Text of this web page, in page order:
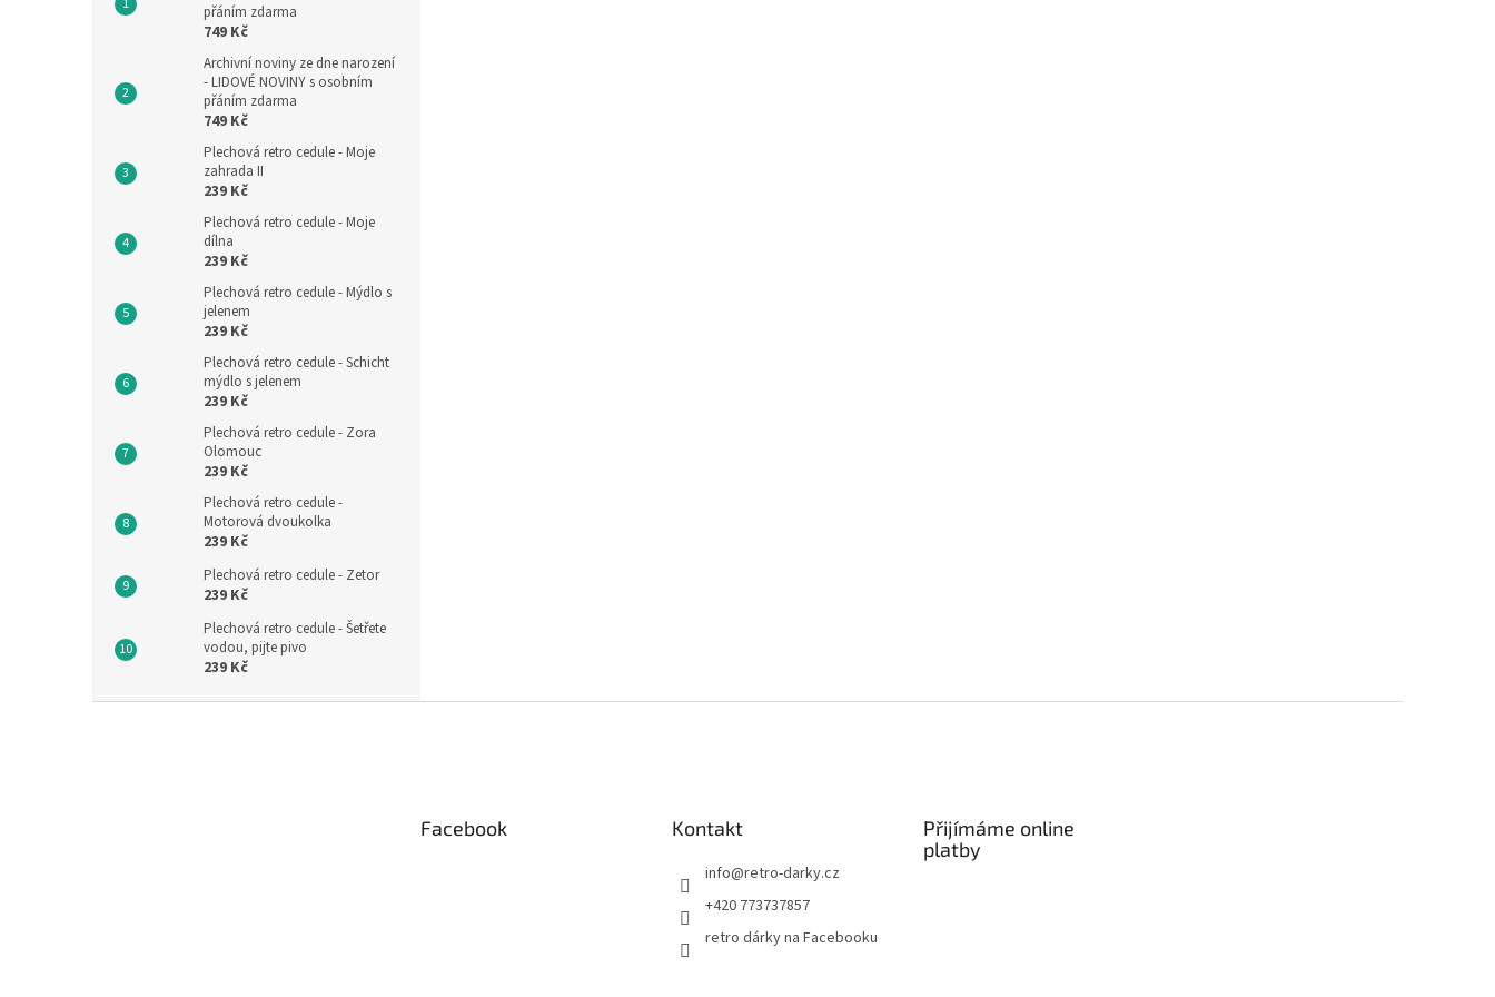
přáním zdarma
749 Kč
Archivní noviny ze dne narození
- LIDOVÉ NOVINY s osobním
přáním zdarma
749 Kč
Plechová retro cedule - Moje
zahrada II
239 Kč
Plechová retro cedule - Moje
dílna
239 Kč
Plechová retro cedule - Mýdlo s
jelenem
239 Kč
Plechová retro cedule - Schicht
mýdlo s jelenem
239 Kč
Plechová retro cedule - Zora
Olomouc
239 Kč
Plechová retro cedule -
Motorová dvoukolka
239 Kč
Plechová retro cedule - Zetor
239 Kč
Plechová retro cedule - Šetřete
vodou, pijte pivo
239 Kč
Facebook Kontakt
info@retro-darky.cz
+420 773737857
retro dárky na Facebooku
Přijímáme online
platby